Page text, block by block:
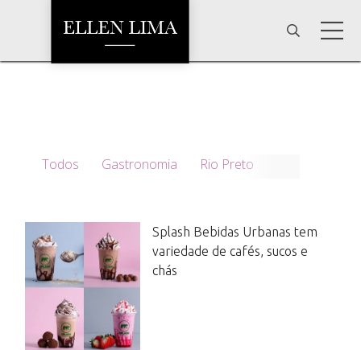
Todos Gastronomia Rio Preto
Splash Bebidas Urbanas tem
variedade de cafés, sucos e
chás